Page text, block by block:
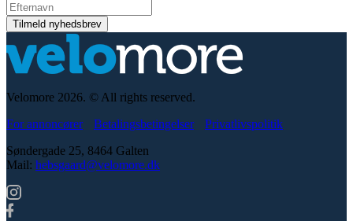
Velomore 2026. © All rights reserved.
For annoncører
Betalingsbetingelser
Privatlivspolitik
Søndergade 25, 8464 Galten
Mail: hebsgaard@velomore.dk